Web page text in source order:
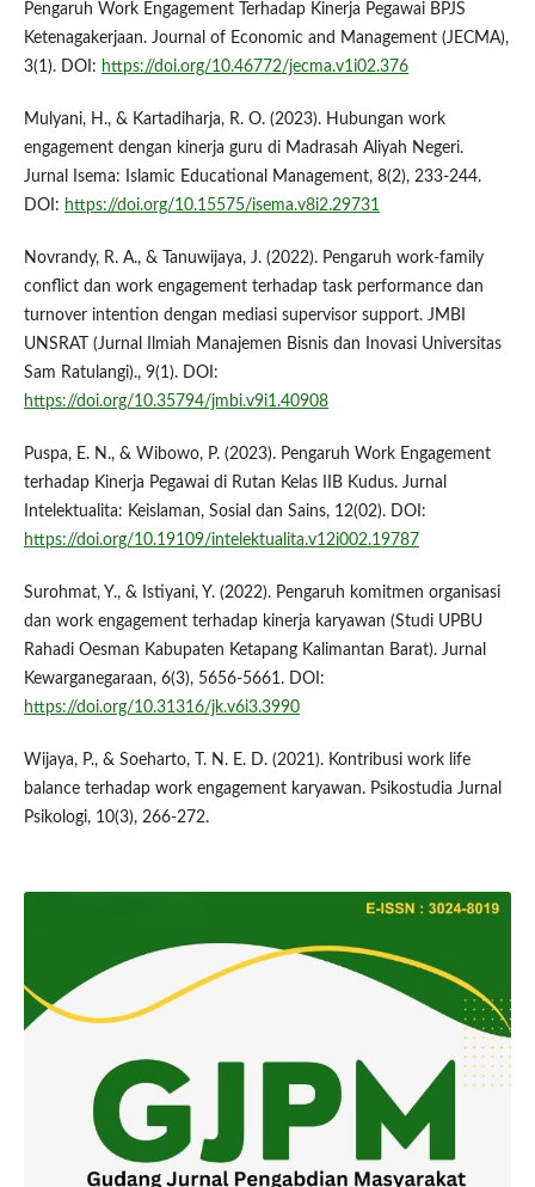
Pengaruh Work Engagement Terhadap Kinerja Pegawai BPJS
Ketenagakerjaan. Journal of Economic and Management (JECMA),
3(1). DOI: https://doi.org/10.46772/jecma.v1i02.376
Mulyani, H., & Kartadiharja, R. O. (2023). Hubungan work
engagement dengan kinerja guru di Madrasah Aliyah Negeri.
Jurnal Isema: Islamic Educational Management, 8(2), 233-244.
DOI: https://doi.org/10.15575/isema.v8i2.29731
Novrandy, R. A., & Tanuwijaya, J. (2022). Pengaruh work-family
conflict dan work engagement terhadap task performance dan
turnover intention dengan mediasi supervisor support. JMBI
UNSRAT (Jurnal Ilmiah Manajemen Bisnis dan Inovasi Universitas
Sam Ratulangi)., 9(1). DOI:
https://doi.org/10.35794/jmbi.v9i1.40908
Puspa, E. N., & Wibowo, P. (2023). Pengaruh Work Engagement
terhadap Kinerja Pegawai di Rutan Kelas IIB Kudus. Jurnal
Intelektualita: Keislaman, Sosial dan Sains, 12(02). DOI:
https://doi.org/10.19109/intelektualita.v12i002.19787
Surohmat, Y., & Istiyani, Y. (2022). Pengaruh komitmen organisasi
dan work engagement terhadap kinerja karyawan (Studi UPBU
Rahadi Oesman Kabupaten Ketapang Kalimantan Barat). Jurnal
Kewarganegaraan, 6(3), 5656-5661. DOI:
https://doi.org/10.31316/jk.v6i3.3990
Wijaya, P., & Soeharto, T. N. E. D. (2021). Kontribusi work life
balance terhadap work engagement karyawan. Psikostudia Jurnal
Psikologi, 10(3), 266-272.